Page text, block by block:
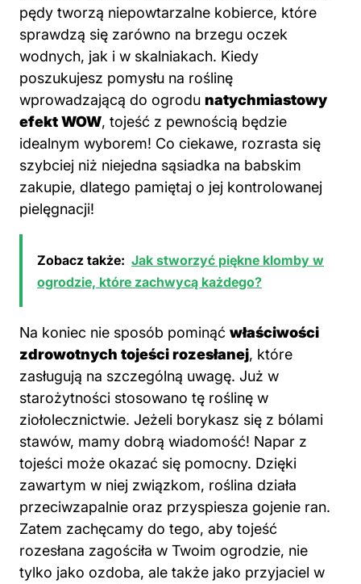
pędy tworzą niepowtarzalne kobierce, które
sprawdzą się zarówno na brzegu oczek
wodnych, jak i w skalniakach. Kiedy
poszukujesz pomysłu na roślinę
wprowadzającą do ogrodu natychmiastowy
efekt WOW, tojeść z pewnością będzie
idealnym wyborem! Co ciekawe, rozrasta się
szybciej niż niejedna sąsiadka na babskim
zakupie, dlatego pamiętaj o jej kontrolowanej
pielęgnacji!
Zobacz także: Jak stworzyć piękne klomby w
ogrodzie, które zachwycą każdego?
Na koniec nie sposób pominąć właściwości
zdrowotnych tojeści rozesłanej, które
zasługują na szczególną uwagę. Już w
starożytności stosowano tę roślinę w
ziołolecznictwie. Jeżeli borykasz się z bólami
stawów, mamy dobrą wiadomość! Napar z
tojeści może okazać się pomocny. Dzięki
zawartym w niej związkom, roślina działa
przeciwzapalnie oraz przyspiesza gojenie ran.
Zatem zachęcamy do tego, aby tojeść
rozesłana zagościła w Twoim ogrodzie, nie
tylko jako ozdoba, ale także jako przyjaciel w